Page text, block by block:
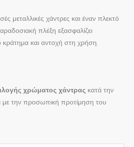
μεταλλικές χάντρες και έναν πλεκτό
πλέξη εξασφαλίζει
και αντοχή στη χρήση.
χρώματος χάντρας κατά την
με την προσωπική προτίμηση του